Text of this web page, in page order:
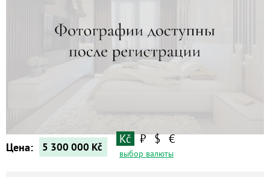
Цена: 5 300 000 Kč
Kč ₽ $ €
выбор валюты